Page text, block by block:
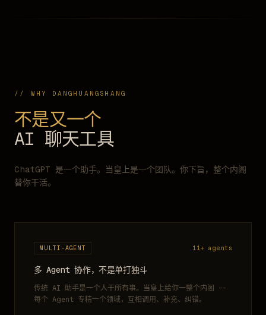
// WHY DANGHUANGSHANG
不是又一个
AI 聊天工具
ChatGPT 是一个助手。当皇上是一个团队。你下旨，整个内阁
替你干活。
MULTI-AGENT 11+ agents
多 Agent 协作，不是单打独斗
传统 AI 助手是一个人干所有事。当皇上给你一整个内阁 --
每个 Agent 专精一个领域，互相调用、补充、纠错。